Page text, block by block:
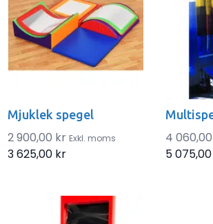
Mjuklek spegel
2 900,00 kr Exkl. moms
3 625,00 kr
4
5